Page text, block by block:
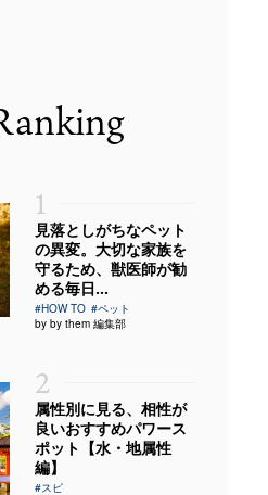
1
見落としがちなペット
の異変。大切な家族を
守るため、獣医師が勧
める毎日...
#HOW TO #ペット
by by them 編集部
2
属性別に見る、相性が
良いおすすめパワース
ポット【水・地属性
編】
#スピ